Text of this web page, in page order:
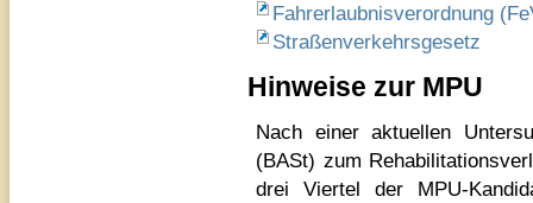
Fahrerlaubnisverordnung
Straßenverkehrsgesetz
Hinweise zur MPU
Nach einer aktuellen
(BASt) zum
drei Viertel der MPU-